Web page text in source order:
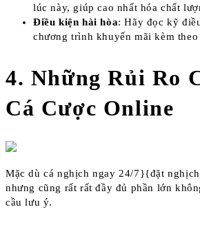
lúc này, giúp cao nhất hóa chất
Điều kiện hài hòa: Hãy đọc kỹ
chương trình khuyến mãi kèm
4. Những Rủi Ro
Cá Cược Online
Mặc dù cá nghịch ngay 24/7}{đặt
nhưng cũng rất rất đầy đủ phần lớn
cầu lưu ý.